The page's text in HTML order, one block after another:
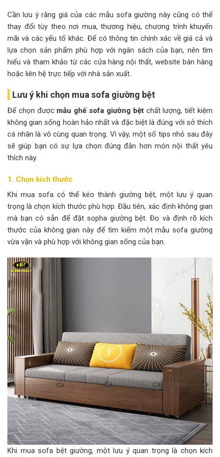
Cần lưu ý rằng giá của các mẫu sofa giường này cũng có thể
thay đổi tùy theo nơi mua, thương hiệu, chương trình khuyến
mãi và các yếu tố khác. Để có thông tin chính xác về giá cả và
lựa chọn sản phẩm phù hợp với ngân sách của bạn, nên tìm
hiểu và tham khảo từ các cửa hàng nội thất, website bán hàng
hoặc liên hệ trực tiếp với nhà sản xuất.
Lưu ý khi chọn mua sofa giường bệt
Để chọn được mẫu ghế sofa giường bệtchất lượng, tiết kiệm
không gian sống hoàn hảo nhất và đặc biệt là đúng với sở thích
cá nhân là vô cùng quan trọng. Vì vậy, một số tips nhỏ sau đây
sẽ giúp bạn có sự lựa chọn đúng đắn hơn món nội thất yêu
thích này.
1. Chọn kích thước
Khi mua sofa có thể kéo thành giường bệt, một lưu ý quan
trọng là chọn kích thước phù hợp. Đầu tiên, xác định không gian
mà bạn có sẵn để đặt sopha giường bệt. Đo và định rõ kích
thước của không gian này để tìm kiếm một mẫu sofa giường
vừa vặn và phù hợp với không gian sống của bạn.
Khi mua sofa bệt giường, một lưu ý quan trọng là chọn kích